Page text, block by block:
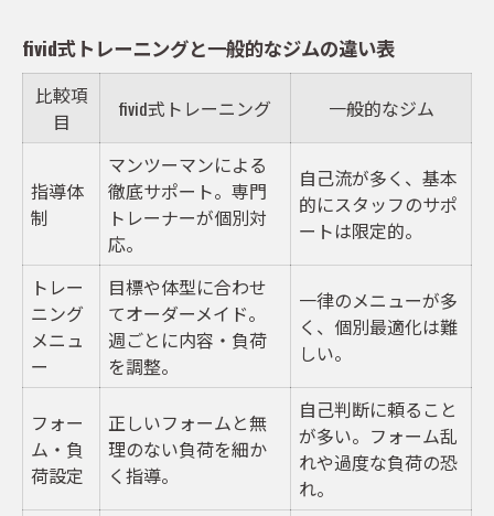
fivid式トレーニングと一般的なジムの違い表
比較項
目
fivid式トレーニング 一般的なジム
指導体
制
マンツーマンによる
徹底サポート。専門
トレーナーが個別対
応。
自己流が多く、基本
的にスタッフのサポ
ートは限定的。
トレー
ニング
メニュ
ー
目標や体型に合わせ
てオーダーメイド。
週ごとに内容・負荷
を調整。
一律のメニューが多
く、個別最適化は難
しい。
フォー
ム・負
荷設定
正しいフォームと無
理のない負荷を細か
く指導。
自己判断に頼ること
が多い。フォーム乱
れや過度な負荷の恐
れ。